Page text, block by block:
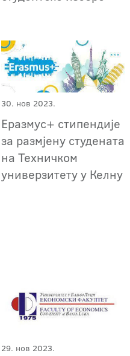
30. нов 2023.
Еразмус+ стипендије
за размјену студената
на Техничком
универзитету у Келну
29. нов 2023.